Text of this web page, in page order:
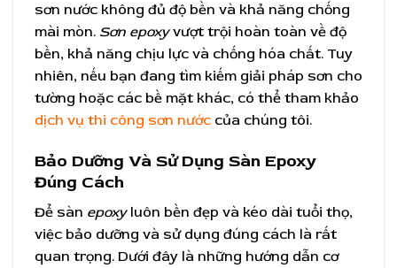
sơn nước không đủ độ bền và khả năng chống
mài mòn. Sơn epoxyvượt trội hoàn toàn về độ
bền, khả năng chịu lực và chống hóa chất. Tuy
nhiên, nếu bạn đang tìm kiếm giải pháp sơn cho
tường hoặc các bề mặt khác, có thể tham khảo
dịch vụ thi công sơn nước của chúng tôi.
Bảo Dưỡng Và Sử Dụng Sàn Epoxy
Đúng Cách
Để sàn epoxyluôn bền đẹp và kéo dài tuổi thọ,
việc bảo dưỡng và sử dụng đúng cách là rất
quan trọng. Dưới đây là những hướng dẫn cơ